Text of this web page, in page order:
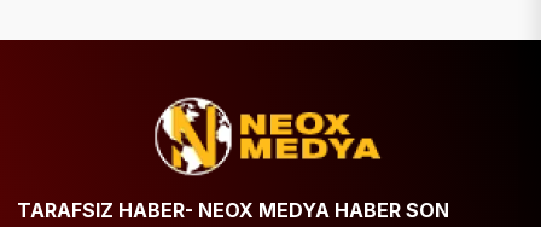
TARAFSIZ HABER- NEOX MEDYA HABER SON